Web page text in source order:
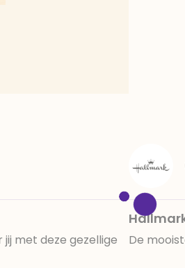
met deze gezellige
De